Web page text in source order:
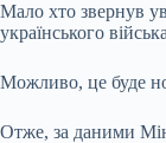
Мало хто звернув
українського
Можливо, це буде
Отже, за даними